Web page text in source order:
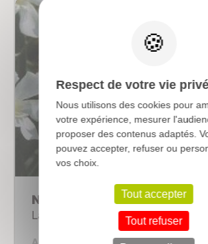
NERIUM oleander Blanc
Laurier rose
Respect de votre vie
Nous utilisons des cookies pour
votre expérience, mesurer
proposer des contenus adaptés.
pouvez accepter, refuser ou
vos choix.
Tout accepter
Tout refuser